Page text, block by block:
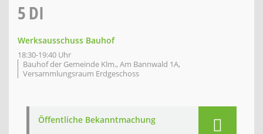
5DI
Werksausschuss Bauhof
18:30-19:40 Uhr
Bauhof der Gemeinde Klm., Am Bannwald 1A,
Versammlungsraum Erdgeschoss
Öffentliche Bekanntmachung